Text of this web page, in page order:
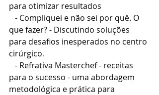
para otimizar resultados
- Compliquei e não sei por quê. O
que fazer? - Discutindo soluções
para desafios inesperados no centro
cirúrgico.
- Refrativa Masterchef - receitas
para o sucesso - uma abordagem
metodológica e prática para